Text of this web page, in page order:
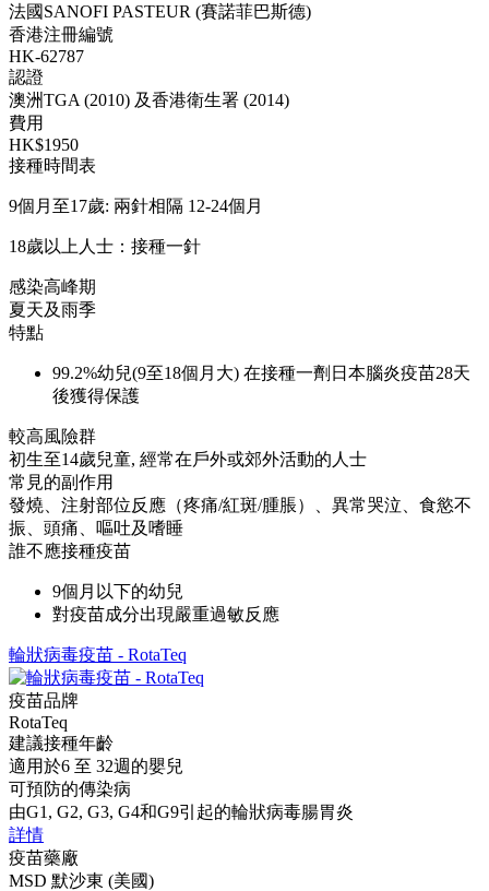
法國SANOFI PASTEUR (賽諾菲巴斯德)
香港注冊編號
HK-62787
認證
澳洲TGA (2010) 及香港衛生署 (2014)
費用
HK$1950
接種時間表
9個月至17歲: 兩針相隔 12-24個月
18歲以上人士：接種一針
感染高峰期
夏天及雨季
特點
99.2%幼兒(9至18個月大) 在接種一劑日本腦炎疫苗28天
後獲得保護
較高風險群
初生至14歲兒童, 經常在戶外或郊外活動的人士
常見的副作用
發燒、注射部位反應（疼痛/紅斑/腫脹）、異常哭泣、食慾不
振、頭痛、嘔吐及嗜睡
誰不應接種疫苗
9個月以下的幼兒
對疫苗成分出現嚴重過敏反應
輪狀病毒疫苗 - RotaTeq
疫苗品牌
RotaTeq
建議接種年齡
適用於6 至 32週的嬰兒
可預防的傳染病
由G1, G2, G3, G4和G9引起的輪狀病毒腸胃炎
詳情
疫苗藥廠
MSD 默沙東 (美國)